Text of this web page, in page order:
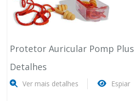
Protetor Auricular Pomp Plus
Detalhes
Ver mais detalhes Espiar